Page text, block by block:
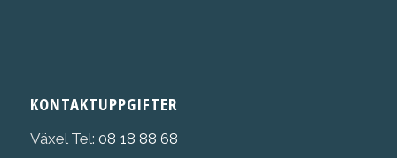
KONTAKTUPPGIFTER
Växel Tel: 08 18 88 68